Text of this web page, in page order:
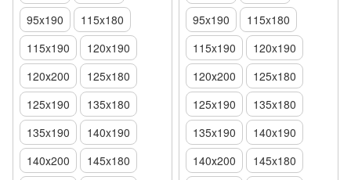
95x190
115x180
115x190
120x190
120х200
125x180
125x190
135x180
135x190
140x190
140х200
145x180
95x190
115x180
115x190
120x190
120х200
125x180
125x190
135x180
135x190
140x190
140х200
145x180